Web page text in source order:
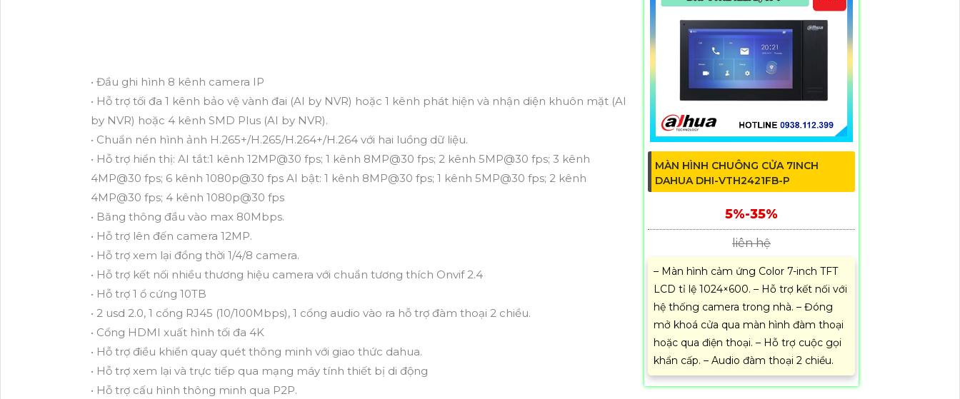
• Đầu ghi hình 8 kênh camera IP
• Hỗ trợ tối đa 1 kênh bảo vệ vành đai (AI by NVR) hoặc 1 kênh phát hiện và nhận diện khuôn mặt (AI
by NVR) hoặc 4 kênh SMD Plus (AI by NVR).
• Chuẩn nén hình ảnh H.265+/H.265/H.264+/H.264 với hai luồng dữ liệu.
• Hỗ trợ hiển thị: AI tắt:1 kênh 12MP@30 fps; 1 kênh 8MP@30 fps; 2 kênh 5MP@30 fps; 3 kênh
4MP@30 fps; 6 kênh 1080p@30 fps AI bật: 1 kênh 8MP@30 fps; 1 kênh 5MP@30 fps; 2 kênh
4MP@30 fps; 4 kênh 1080p@30 fps
• Băng thông đầu vào max 80Mbps.
• Hỗ trợ lên đến camera 12MP.
• Hỗ trợ xem lại đồng thời 1/4/8 camera.
• Hỗ trợ kết nối nhiều thương hiệu camera với chuẩn tương thích Onvif 2.4
• Hỗ trợ 1 ổ cứng 10TB
• 2 usd 2.0, 1 cổng RJ45 (10/100Mbps), 1 cổng audio vào ra hỗ trợ đàm thoại 2 chiều.
• Cổng HDMI xuất hình tối đa 4K
• Hỗ trợ điều khiển quay quét thông minh với giao thức dahua.
• Hỗ trợ xem lại và trực tiếp qua mạng máy tính thiết bị di động
• Hỗ trợ cấu hình thông minh qua P2P.
MÀN HÌNH CHUÔNG CỬA 7INCH
DAHUA DHI-VTH2421FB-P
5%-35%
liên hệ
– Màn hình cảm ứng Color 7-inch TFT
LCD tỉ lệ 1024×600. – Hỗ trợ kết nối với
hệ thống camera trong nhà. – Đóng
mở khoá cửa qua màn hình đàm thoại
hoặc qua điện thoại. – Hỗ trợ cuộc gọi
khẩn cấp. – Audio đàm thoại 2 chiều.